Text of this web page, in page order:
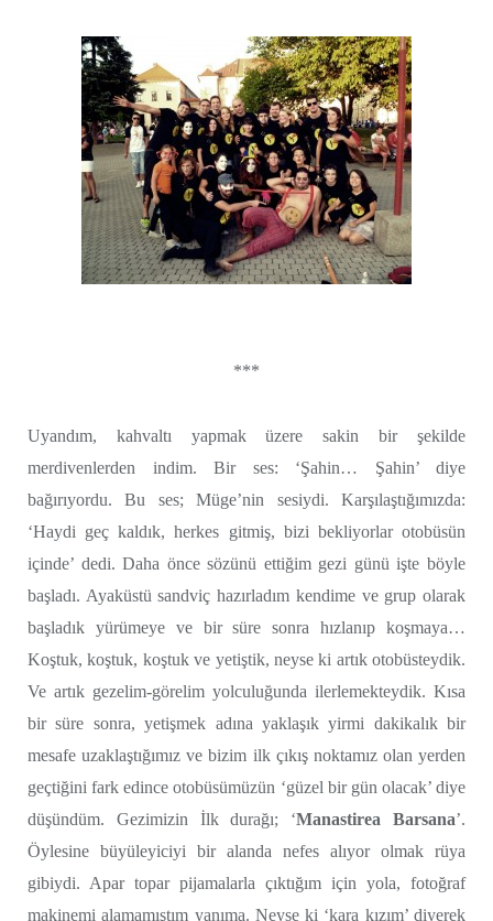
***
Uyandım, kahvaltı yapmak üzere sakin bir şekilde
merdivenlerden indim. Bir ses: ‘Şahin… Şahin’ diye
bağırıyordu. Bu ses; Müge’nin sesiydi. Karşılaştığımızda:
‘Haydi geç kaldık, herkes gitmiş, bizi bekliyorlar otobüsün
içinde’ dedi. Daha önce sözünü ettiğim gezi günü işte böyle
başladı. Ayaküstü sandviç hazırladım kendime ve grup olarak
başladık yürümeye ve bir süre sonra hızlanıp koşmaya…
Koştuk, koştuk, koştuk ve yetiştik, neyse ki artık otobüsteydik.
Ve artık gezelim-görelim yolculuğunda ilerlemekteydik. Kısa
bir süre sonra, yetişmek adına yaklaşık yirmi dakikalık bir
mesafe uzaklaştığımız ve bizim ilk çıkış noktamız olan yerden
geçtiğini fark edince otobüsümüzün ‘güzel bir gün olacak’ diye
düşündüm. Gezimizin İlk durağı; ‘Manastirea Barsana’.
Öylesine büyüleyiciyi bir alanda nefes alıyor olmak rüya
gibiydi. Apar topar pijamalarla çıktığım için yola, fotoğraf
makinemi alamamıştım yanıma. Neyse ki ‘kara kızım’ diyerek